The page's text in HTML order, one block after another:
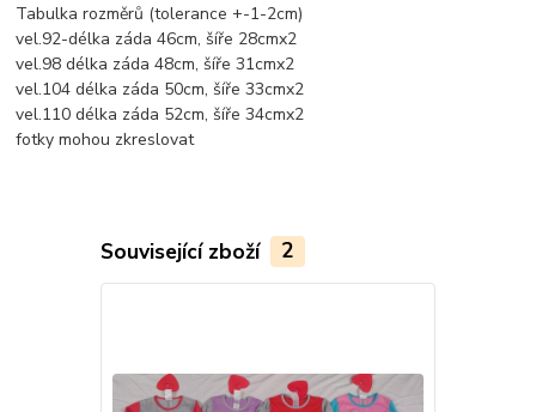
Tabulka rozměrů (tolerance +-1-2cm)
vel.92-délka záda 46cm, šíře 28cmx2
vel.98 délka záda 48cm, šíře 31cmx2
vel.104 délka záda 50cm, šíře 33cmx2
vel.110 délka záda 52cm, šíře 34cmx2
fotky mohou zkreslovat
Související zboží 2